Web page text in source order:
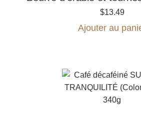
$13.49
Ajouter au